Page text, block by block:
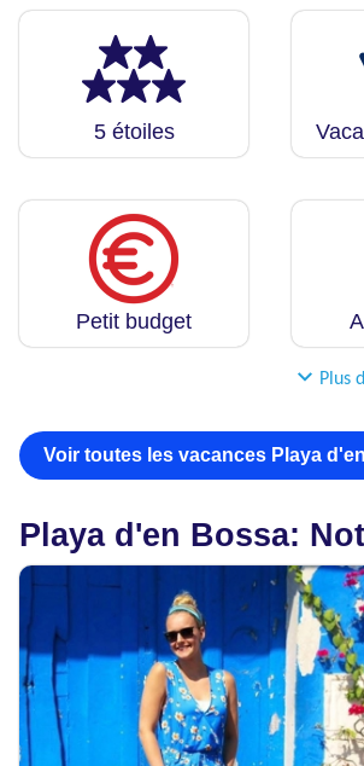
5 étoiles
Petit budget
Plus
Voir toutes les vacances Playa
Playa d'en Bossa: